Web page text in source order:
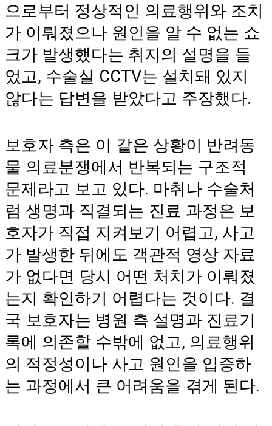
으로부터 정상적인 의료행위와 조치
가 이뤄졌으나 원인을 알 수 없는 쇼
크가 발생했다는 취지의 설명을 들
었고, 수술실 CCTV는 설치돼 있지
않다는 답변을 받았다고 주장했다.
보호자 측은 이 같은 상황이 반려동
물 의료분쟁에서 반복되는 구조적
문제라고 보고 있다. 마취나 수술처
럼 생명과 직결되는 진료 과정은 보
호자가 직접 지켜보기 어렵고, 사고
가 발생한 뒤에도 객관적 영상 자료
가 없다면 당시 어떤 처치가 이뤄졌
는지 확인하기 어렵다는 것이다. 결
국 보호자는 병원 측 설명과 진료기
록에 의존할 수밖에 없고, 의료행위
의 적정성이나 사고 원인을 입증하
는 과정에서 큰 어려움을 겪게 된다.